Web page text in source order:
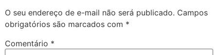
O seu endereço de e-mail não será publicado. Campos
obrigatórios são marcados com *
Comentário *